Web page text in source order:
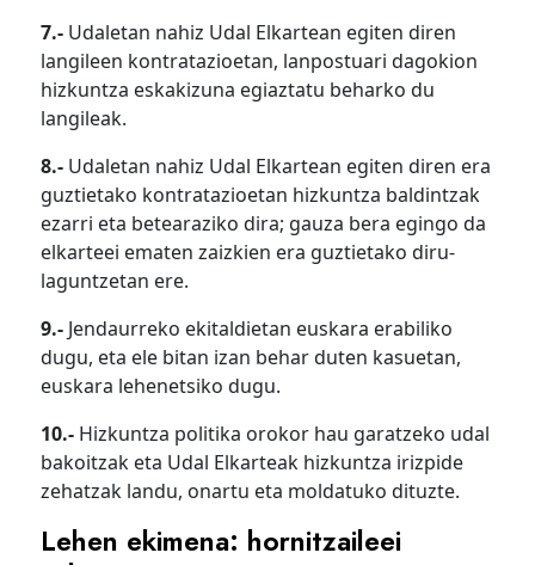
7.- Udaletan nahiz Udal Elkartean egiten diren
langileen kontratazioetan, lanpostuari dagokion
hizkuntza eskakizuna egiaztatu beharko du
langileak.
8.- Udaletan nahiz Udal Elkartean egiten diren era
guztietako kontratazioetan hizkuntza baldintzak
ezarri eta betearaziko dira; gauza bera egingo da
elkarteei ematen zaizkien era guztietako diru-
laguntzetan ere.
9.- Jendaurreko ekitaldietan euskara erabiliko
dugu, eta ele bitan izan behar duten kasuetan,
euskara lehenetsiko dugu.
10.- Hizkuntza politika orokor hau garatzeko udal
bakoitzak eta Udal Elkarteak hizkuntza irizpide
zehatzak landu, onartu eta moldatuko dituzte.
Lehen ekimena: hornitzaileei